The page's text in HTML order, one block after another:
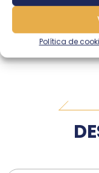
Política de